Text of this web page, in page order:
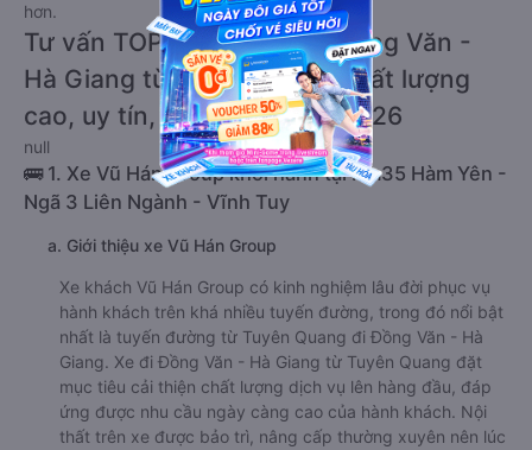
hơn.
Tư vấn TOP 1 xe khách đi Đồng Văn -
Hà Giang từ Tuyên Quang chất lượng
cao, uy tín, giá rẻ nhất 08/2026
null
🚌 1. Xe Vũ Hán Group khởi hành tại Km35 Hàm Yên -
Ngã 3 Liên Ngành - Vĩnh Tuy
a. Giới thiệu xe Vũ Hán Group
Xe khách Vũ Hán Group có kinh nghiệm lâu đời phục vụ
hành khách trên khá nhiều tuyến đường, trong đó nổi bật
nhất là tuyến đường từ Tuyên Quang đi Đồng Văn - Hà
Giang. Xe đi Đồng Văn - Hà Giang từ Tuyên Quang đặt
mục tiêu cải thiện chất lượng dịch vụ lên hàng đầu, đáp
ứng được nhu cầu ngày càng cao của hành khách. Nội
thất trên xe được bảo trì, nâng cấp thường xuyên nên lúc